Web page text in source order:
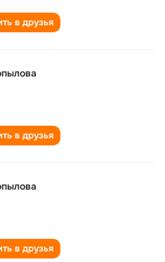
в друзья
в друзья
в друзья